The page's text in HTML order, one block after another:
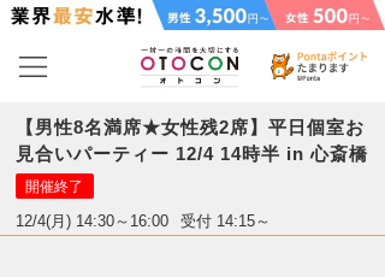
【男性8名満席★女性残2席】平日個室お
見合いパーティー 12/4 14時半 in 心斎橋
開催終了
12/4(月) 14:30～16:00 受付 14:15～